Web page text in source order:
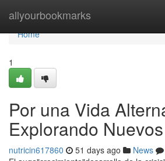
allyourbookmarks
Home
Home
1
Por una Vida
Explorando
nutricin617860 51 days ago News